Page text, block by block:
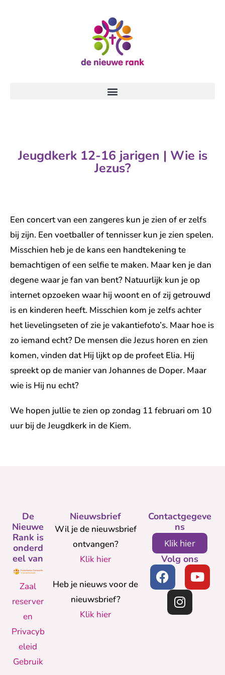
Jeugdkerk 12-16 jarigen | Wie is
Jezus?
Een concert van een zangeres kun je zien of er zelfs
bij zijn. Een voetballer of tennisser kun je zien spelen.
Misschien heb je de kans een handtekening te
bemachtigen of een selfie te maken. Maar ken je dan
degene waar je fan van bent? Natuurlijk kun je op
internet opzoeken waar hij woont en of zij getrouwd
is en kinderen heeft. Misschien kom je zelfs achter
het lievelingseten of zie je vakantiefoto’s. Maar hoe is
zo iemand echt? De mensen die Jezus horen en zien
komen, vinden dat Hij lijkt op de profeet Elia. Hij
spreekt op de manier van Johannes de Doper. Maar
wie is Hij nu echt?
We hopen jullie te zien op zondag 11 februari om 10
uur bij de Jeugdkerk in de Kiem.
Nieuwsbrief
Wil je de nieuwsbrief
ontvangen?
Klik hier
Heb je nieuws voor de
nieuwsbrief?
Klik hier
De
Nieuwe
Rank is
onderd
eel van
Zaal
reserver
en
Privacyb
eleid
Gebruik
Contactgegeve
ns
Klik hier
Volg ons